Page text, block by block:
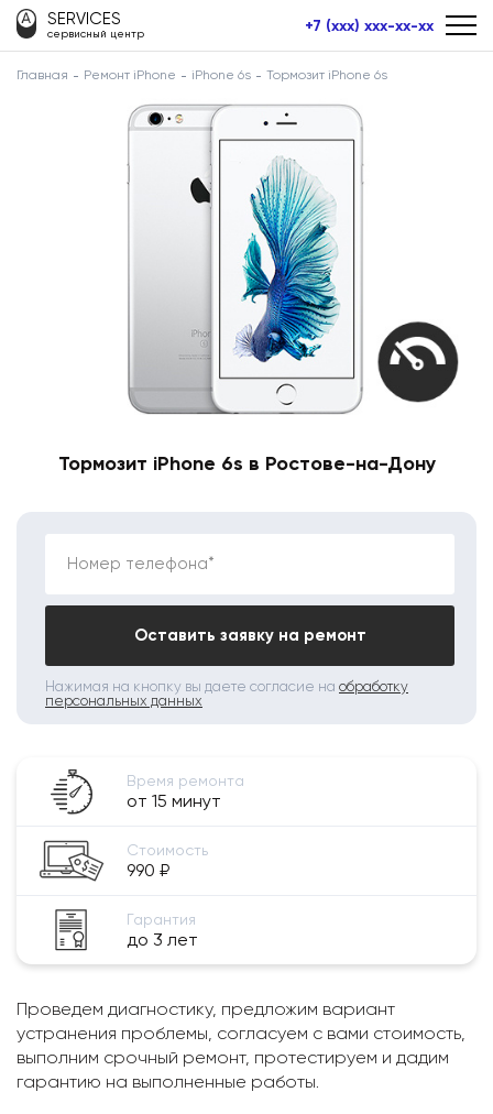
SERVICES
сервисный центр +7 (xxx) xxx-xx-xx
Главная Ремонт iPhone iPhone 6s Тормозит iPhone 6s
Тормозит iPhone 6s в Ростове-на-Дону
Номер телефона*
Оставить заявку на ремонт
Нажимая на кнопку вы даете согласие на обработку
персональных данных
Время ремонта
от 15 минут
Стоимость
990 ₽
Гарантия
до 3 лет
Проведем диагностику, предложим вариант
устранения проблемы, согласуем с вами стоимость,
выполним срочный ремонт, протестируем и дадим
гарантию на выполненные работы.